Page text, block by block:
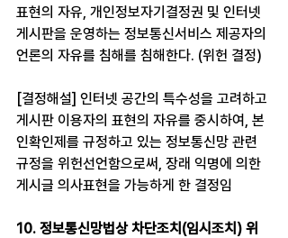
표현의 자유, 개인정보자기결정권 및 인터넷
게시판을 운영하는 정보통신서비스 제공자의
언론의 자유를 침해를 침해한다. (위헌 결정)
[결정해설] 인터넷 공간의 특수성을 고려하고
게시판 이용자의 표현의 자유를 중시하여, 본
인확인제를 규정하고 있는 정보통신망 관련
규정을 위헌선언함으로써, 장래 익명에 의한
게시글 의사표현을 가능하게 한 결정임
10. 정보통신망법상 차단조치(임시조치) 위